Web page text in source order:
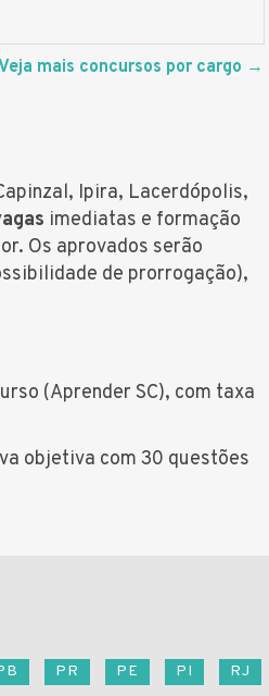
mais concursos por cargo →
Ipira, Lacerdópolis,
imediatas e formação
Os aprovados serão
de prorrogação),
(Aprender SC), com taxa
objetiva com 30 questões
PR PE PI RJ